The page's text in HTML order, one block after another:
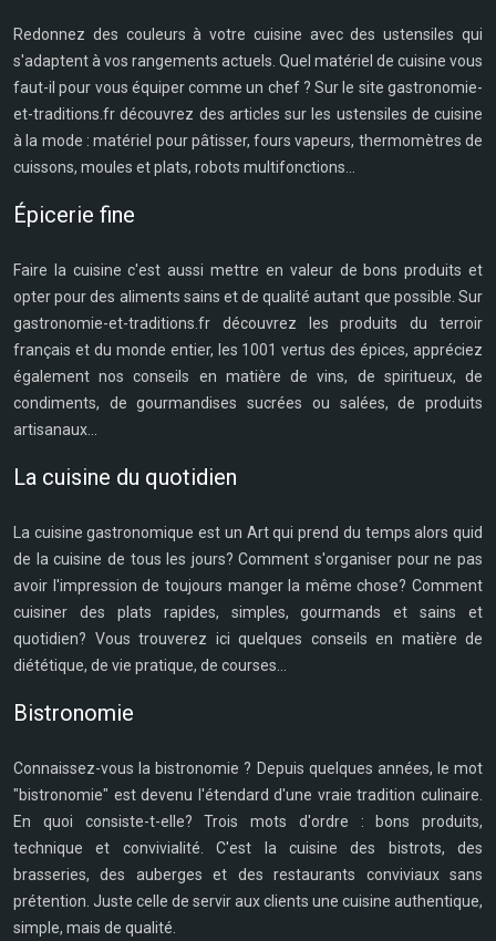
Redonnez des couleurs à votre cuisine avec des ustensiles qui
s'adaptent à vos rangements actuels. Quel matériel de cuisine vous
faut-il pour vous équiper comme un chef ? Sur le site gastronomie-
et-traditions.fr découvrez des articles sur les ustensiles de cuisine
à la mode : matériel pour pâtisser, fours vapeurs, thermomètres de
cuissons, moules et plats, robots multifonctions...
Épicerie fine
Faire la cuisine c'est aussi mettre en valeur de bons produits et
opter pour des aliments sains et de qualité autant que possible. Sur
gastronomie-et-traditions.fr découvrez les produits du terroir
français et du monde entier, les 1001 vertus des épices, appréciez
également nos conseils en matière de vins, de spiritueux, de
condiments, de gourmandises sucrées ou salées, de produits
artisanaux...
La cuisine du quotidien
La cuisine gastronomique est un Art qui prend du temps alors quid
de la cuisine de tous les jours? Comment s'organiser pour ne pas
avoir l'impression de toujours manger la même chose? Comment
cuisiner des plats rapides, simples, gourmands et sains et
quotidien? Vous trouverez ici quelques conseils en matière de
diététique, de vie pratique, de courses...
Bistronomie
Connaissez-vous la bistronomie ? Depuis quelques années, le mot
"bistronomie" est devenu l'étendard d'une vraie tradition culinaire.
En quoi consiste-t-elle? Trois mots d'ordre : bons produits,
technique et convivialité. C'est la cuisine des bistrots, des
brasseries, des auberges et des restaurants conviviaux sans
prétention. Juste celle de servir aux clients une cuisine authentique,
simple, mais de qualité.